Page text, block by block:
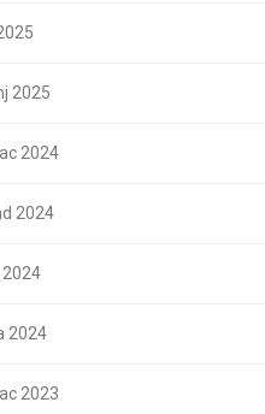
2025
2024
2024
2024
2023